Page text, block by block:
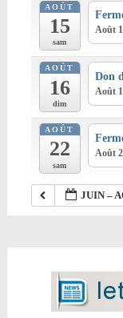
AOÛT
15
sam
Août
AOÛT
16
dim
Don
Août
AOÛT
22
sam
Août
JUIN –